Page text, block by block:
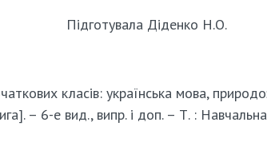
Підготувала Діденко Н.О.
класів: українська мова,
– 6-е вид., випр. і доп. – Т. :